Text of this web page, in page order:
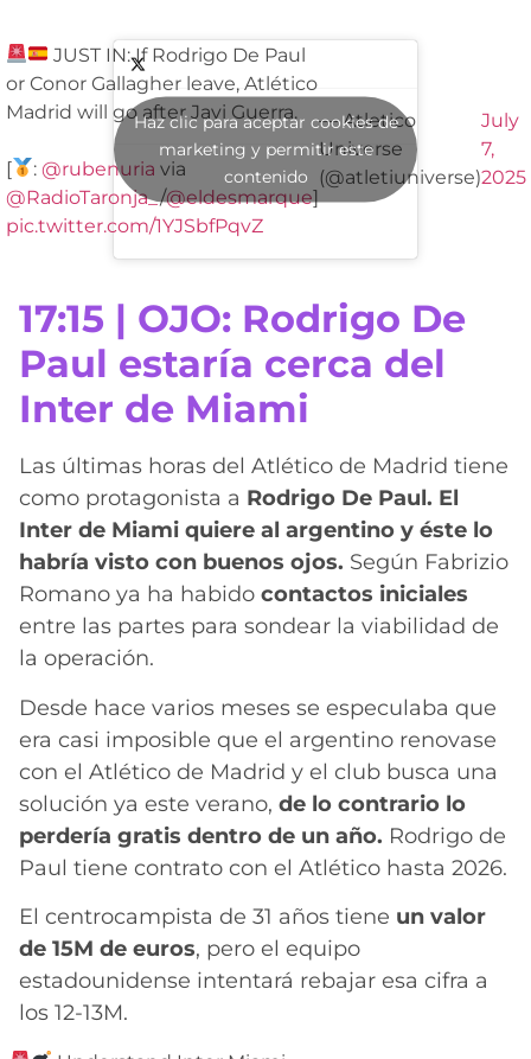
JUST IN: If Rodrigo De Paul
or Conor Gallagher leave, Atlético
Madrid will go after Javi Guerra.
[ : @rubenuria via
@RadioTaronja_/@eldesmarque]
pic.twitter.com/1YJSbfPqvZ
— Atletico
Universe
(@atletiuniverse)
July
7,
2025
Haz clic para aceptar cookies de
marketing y permitir este
contenido
17:15 | OJO: Rodrigo De
Paul estaría cerca del
Inter de Miami
Las últimas horas del Atlético de Madrid tiene
como protagonista a Rodrigo De Paul. El
Inter de Miami quiere al argentino y éste lo
habría visto con buenos ojos. Según Fabrizio
Romano ya ha habido contactos iniciales
entre las partes para sondear la viabilidad de
la operación.
Desde hace varios meses se especulaba que
era casi imposible que el argentino renovase
con el Atlético de Madrid y el club busca una
solución ya este verano, de lo contrario lo
perdería gratis dentro de un año. Rodrigo de
Paul tiene contrato con el Atlético hasta 2026.
El centrocampista de 31 años tiene un valor
de 15M de euros, pero el equipo
estadounidense intentará rebajar esa cifra a
los 12-13M.